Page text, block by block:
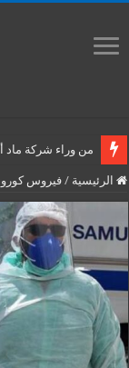
من وراء شركة ماد
الرئيسية / فيروس